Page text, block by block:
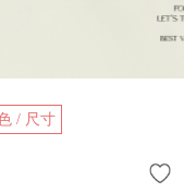
/ 尺寸